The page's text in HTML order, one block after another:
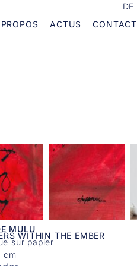
DE
ACTUS CONTACT
MULU
WITHIN THE EMBER
sur papier
cm